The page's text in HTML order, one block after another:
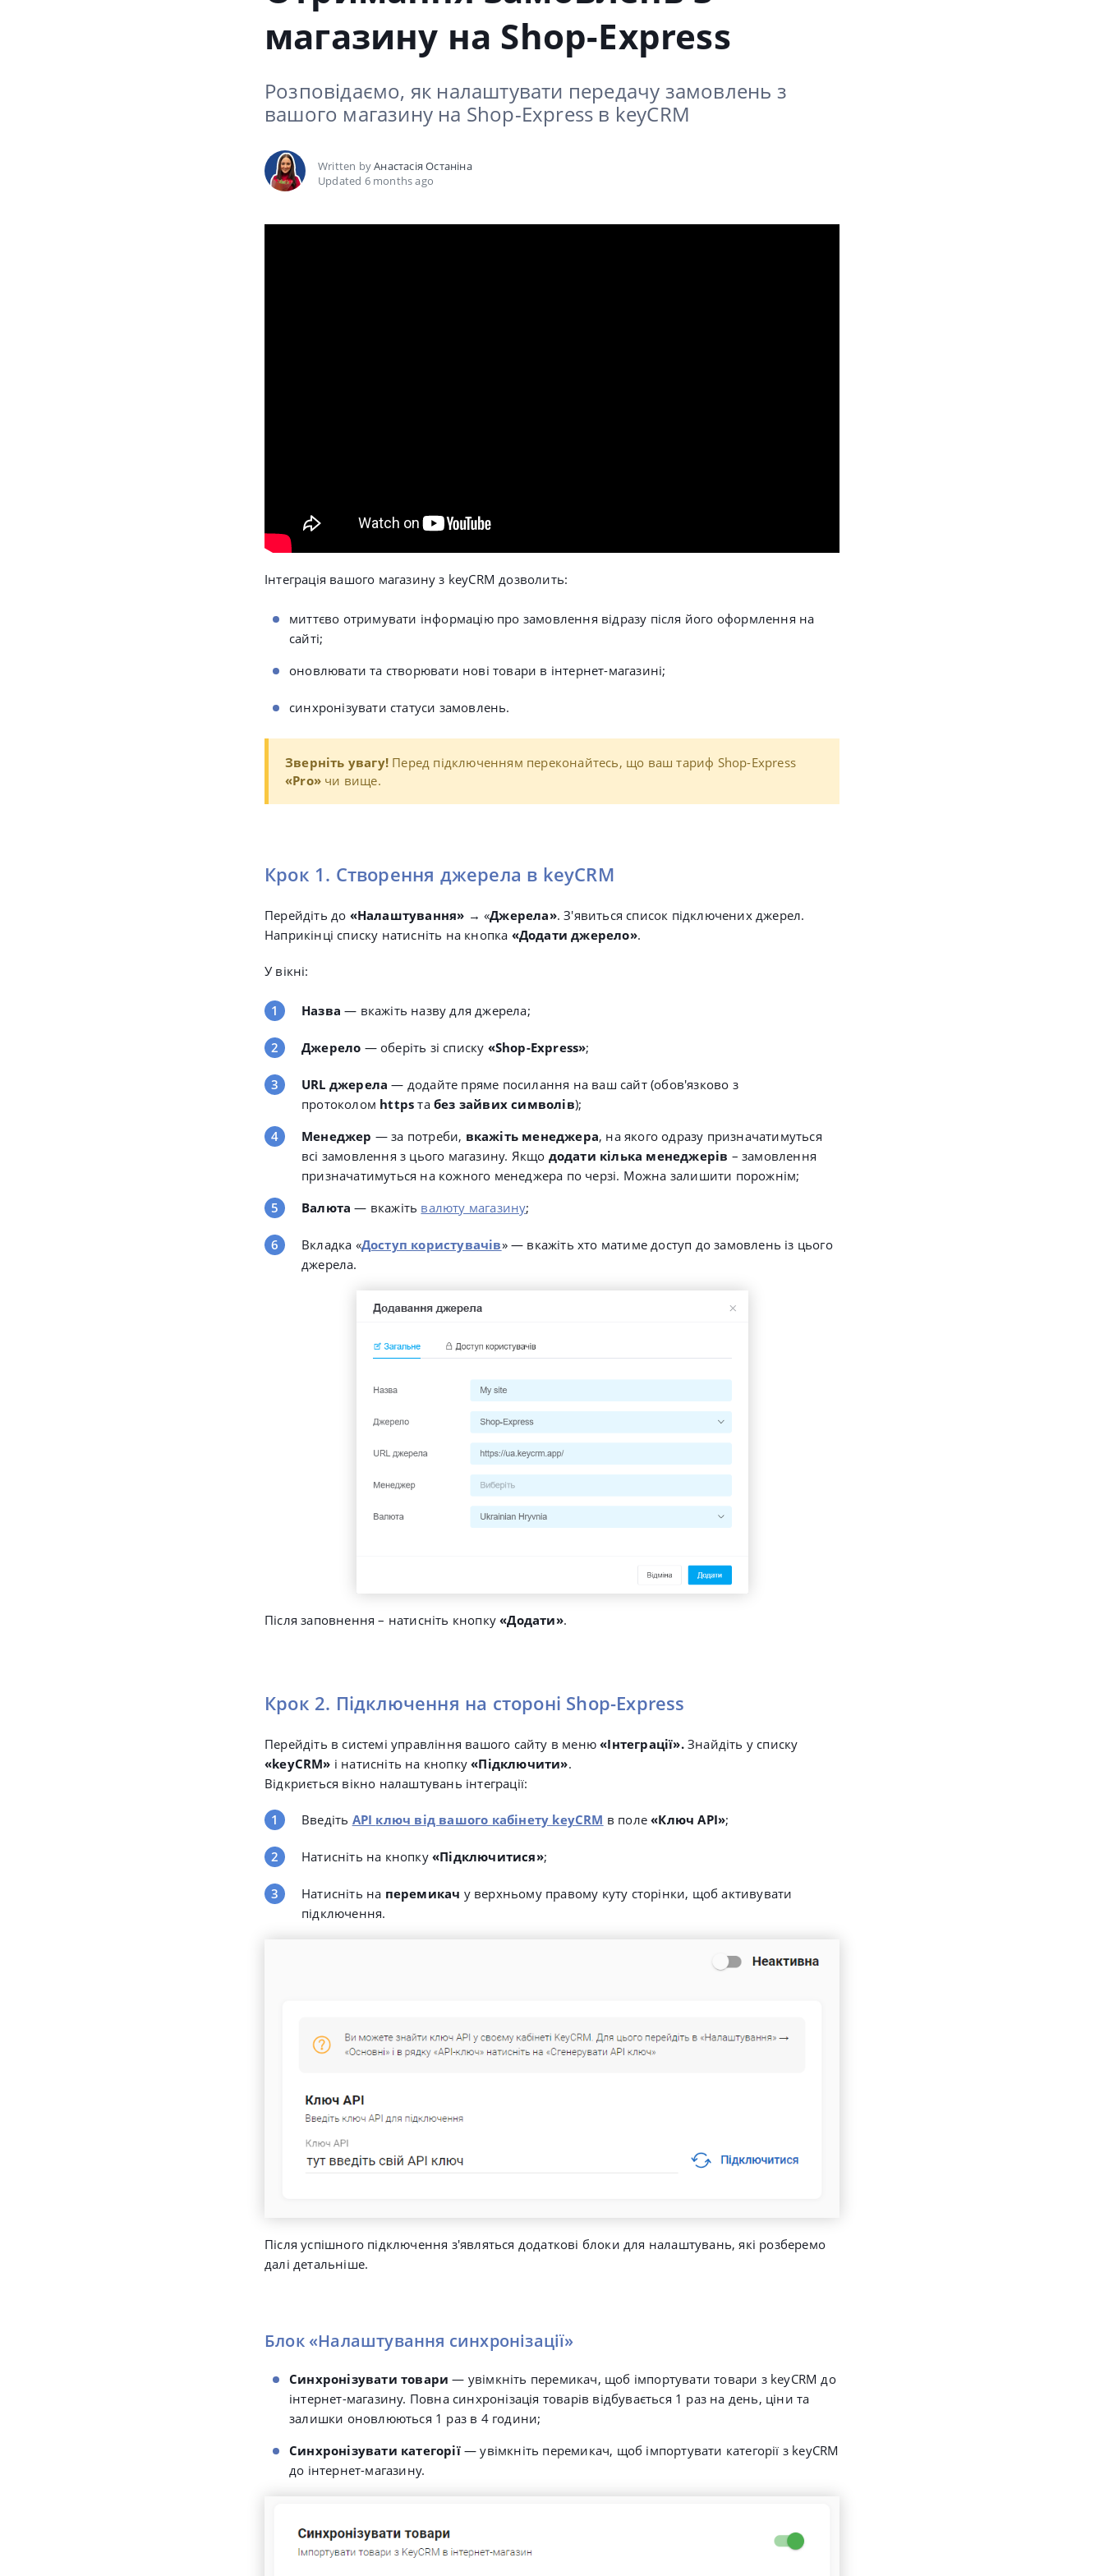
магазину на Shop-Express
Розповідаємо, як налаштувати передачу замовлень з
вашого магазину на Shop-Express в keyCRM
Written byАнастасія Останіна
Updated 6 months ago
Інтеграція вашого магазину з keyCRM дозволить:
миттєво отримувати інформацію про замовлення відразу після його оформлення на
сайті;
оновлювати та створювати нові товари в інтернет-магазині;
синхронізувати статуси замовлень.
Зверніть увагу! Перед підключенням переконайтесь, що ваш тариф Shop-Express
«Pro» чи вище.
Крок 1. Створення джерела в keyCRM
Перейдіть до «Налаштування» → «Джерела». З'явиться список підключених джерел.
Наприкінці списку натисніть на кнопка «Додати джерело».
У вікні:
Назва — вкажіть назву для джерела;
Джерело — оберіть зі списку «Shop-Express»;
URL джерела — додайте пряме посилання на ваш сайт (обов'язково з
протоколом https та без зайвих символів);
Менеджер — за потреби, вкажіть менеджера, на якого одразу призначатимуться
всі замовлення з цього магазину. Якщо додати кілька менеджерів – замовлення
призначатимуться на кожного менеджера по черзі. Можна залишити порожнім;
Валюта — вкажіть валюту магазину;
Вкладка «Доступ користувачів» — вкажіть хто матиме доступ до замовлень із цього
джерела.
Після заповнення – натисніть кнопку «Додати».
Крок 2. Підключення на стороні Shop-Express
Перейдіть в системі управління вашого сайту в меню«Інтеграції».Знайдіть у списку
«keyCRM» і натисніть на кнопку«Підключити».
Відкриється вікно налаштувань інтеграції:
Введіть API ключ від вашого кабінету keyCRM в поле«Ключ API»;
Натисніть на кнопку «Підключитися»;
Натисніть на перемикач у верхньому правому куту сторінки, щоб активувати
підключення.
Після успішного підключення з'являться додаткові блоки для налаштувань, які розберемо
далі детальніше.
Блок «Налаштування синхронізації»
Синхронізувати товари — увімкніть перемикач, щоб імпортувати товари з keyCRM до
інтернет-магазину. Повна синхронізація товарів відбувається 1 раз на день, ціни та
залишки оновлюються 1 раз в 4 години;
Синхронізувати категорії— увімкніть перемикач, щоб імпортувати категорії з keyCRM
до інтернет-магазину.